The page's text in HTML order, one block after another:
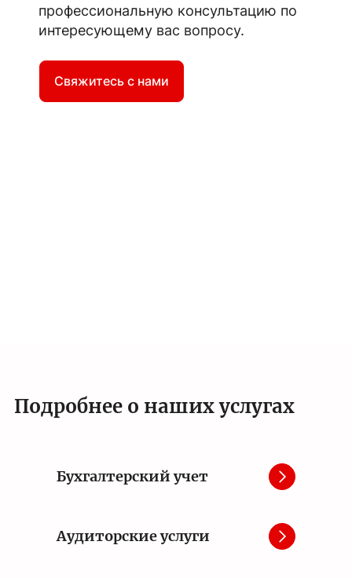
профессиональную консультацию по
интересующему вас вопросу.
Свяжитесь с нами
Подробнее о наших услугах
Бухгалтерский учет
Аудиторские услуги